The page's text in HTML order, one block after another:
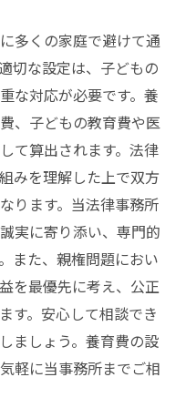
多くの家庭で避けて通
切な設定は、子どもの
な対応が必要です。養
、子どもの教育費や医
て算出されます。法律
みを理解した上で双方
ります。当法律事務所
実に寄り添い、専門的
また、親権問題におい
を最優先に考え、公正
す。安心して相談でき
ましょう。養育費の設
軽に当事務所までご相